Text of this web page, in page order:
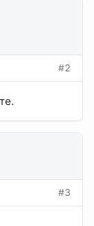
#2
#3